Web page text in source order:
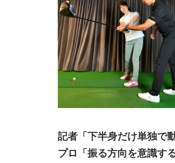
記者「下半身だけ単独で
プロ「振る方向を意識す